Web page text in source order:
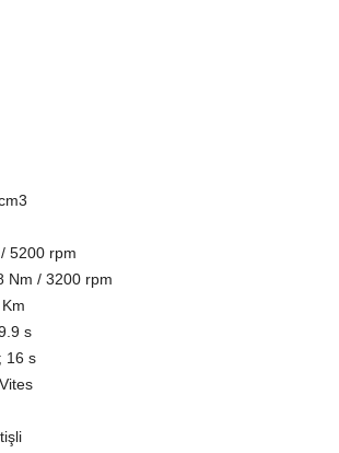
5200 rpm
Nm / 3200 rpm
s
16 s